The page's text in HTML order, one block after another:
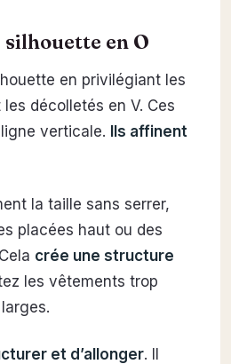
en O
en privilégiant les
décolletés en V. Ces
verticale. Ils affinent
la taille sans serrer,
placées haut ou des
crée une structure
les vêtements trop
et d’allonger. Il